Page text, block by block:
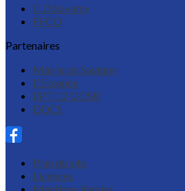
C.O.Savigny
FFCO
Partenaires
Mairie de Savigny
L'Essonne
EPT 12 GOSB
DDCS
Plan du site
Licences